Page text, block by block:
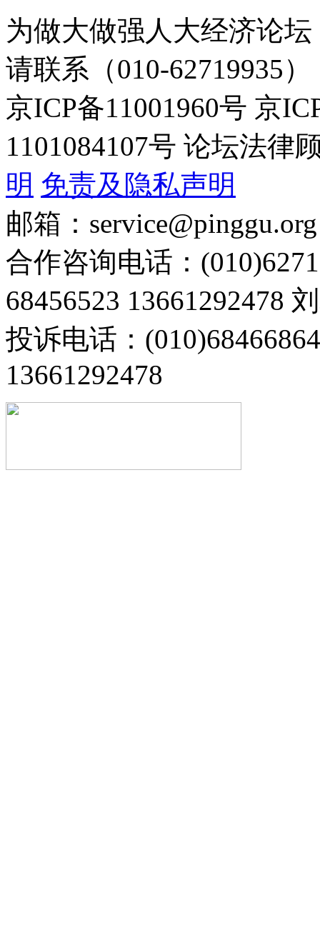
为做大做强人大经济论
请联系（010-62719935）
京ICP备11001960号 京
1101084107号 论坛法律
明 免责及隐私声明
邮箱：service@pinggu.org
合作咨询电话：
68456523 13661292478
投诉电话：
13661292478